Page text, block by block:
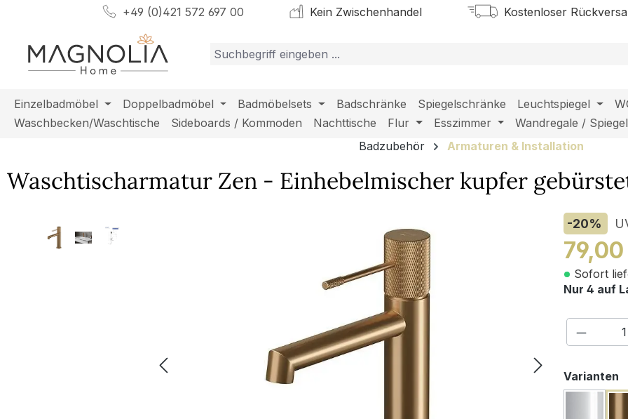
Hauptinhalt springen
Zur Suche springen
Zur Hauptnavigation springen+49 (0)421 572 697 00 Kein Zwischenhandel Kostenloser
Einzelbadmöbel Doppelbadmöbel Badmöbelsets Badschränke Spiegelschränke Leuchtspiegel
Waschbecken/Waschtische
Sideboards / Kommoden Nachttische Flur Esszimmer Wandregale / Spiegel
Badzubehör
Armaturen & Installation
Waschtischarmatur Zen - Einhebelmischer kupfer
-20%
Sofort
Nur 4 auf
Varianten